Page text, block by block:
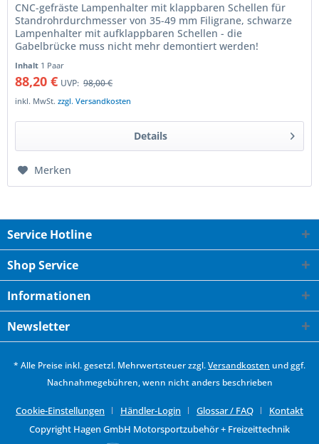
CNC-gefräste Lampenhalter mit klappbaren Schellen für
Standrohrdurchmesser von 35-49 mm Filigrane, schwarze
Lampenhalter mit aufklappbaren Schellen - die
Gabelbrücke muss nicht mehr demontiert werden!
Inhalt 1 Paar
88,20 € UVP: 98,00 €
inkl. MwSt.zzgl. Versandkosten
Details
Merken
Service Hotline
Shop Service
Informationen
Newsletter
* Alle Preise inkl. gesetzl. Mehrwertsteuer zzgl.Versandkosten und ggf.
Nachnahmegebühren, wenn nicht anders beschrieben
Cookie-Einstellungen Händler-Login Glossar / FAQ
Kontakt
Copyright Hagen GmbH Motorsportzubehör + Freizeittechnik